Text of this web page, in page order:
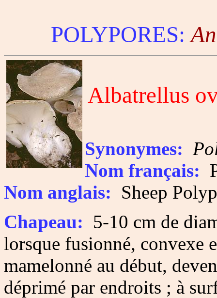
POLYPORES:
Albatrellus
Synonymes:
Nom français:
Nom anglais: Sheep
Chapeau: 5-10 cm de
lorsque fusionné, convexe
mamelonné au début,
déprimé par endroits ; à